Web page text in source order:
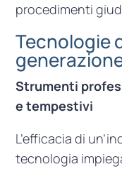
procedimenti
Tecnologie
Strumenti
e tempestivi
L’efficacia di
tecnologia